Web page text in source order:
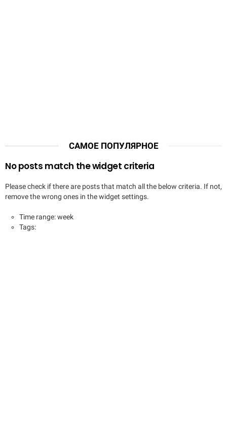
САМОЕ ПОПУЛЯРНОЕ
No posts match the widget criteria
Please check if there are posts that match all the below criteria. If not,
remove the wrong ones in the widget settings.
Time range: week
Tags: